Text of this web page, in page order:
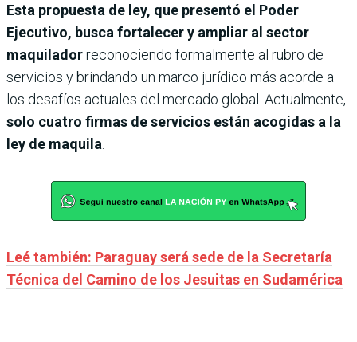
Esta propuesta de ley, que presentó el Poder
Ejecutivo, busca fortalecer y ampliar al sector
maquiladorreconociendo formalmente al rubro de
servicios y brindando un marco jurídico más acorde a
los desafíos actuales del mercado global. Actualmente,
solo cuatro firmas de servicios están acogidas a la
ley de maquila
Leé también: Paraguay será sede de la Secretaría
Técnica del Camino de los Jesuitas en Sudamérica